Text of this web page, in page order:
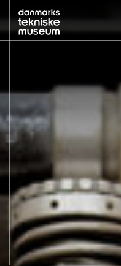
UDSTILLINGER
OM MUSEET
NYT MUSEUM
KONTAKT
ENGLISH